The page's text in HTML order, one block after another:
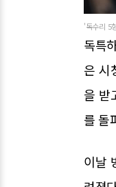
'독수리 5
독특
은 시
을 받
를 돌
이날